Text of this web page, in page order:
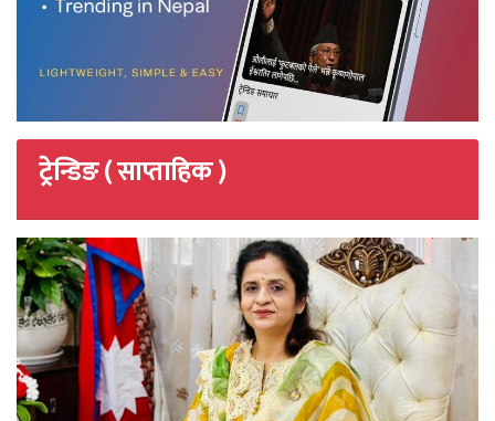
ट्रेन्डिङ ( साप्ताहिक )